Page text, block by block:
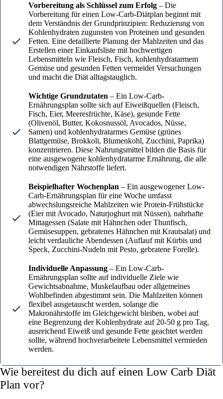
Vorbereitung als Schlüssel zum Erfolg – Die
Vorbereitung für einen Low-Carb-Diätplan beginnt mit
dem Verständnis der Grundprinzipien: Reduzierung von
Kohlenhydraten zugunsten von Proteinen und gesunden
Fetten. Eine detaillierte Planung der Mahlzeiten und das
Erstellen einer Einkaufsliste mit hochwertigen
Lebensmitteln wie Fleisch, Fisch, kohlenhydratarmem
Gemüse und gesunden Fetten vermeidet Versuchungen
und macht die Diät alltagstauglich.
Wichtige Grundzutaten – Ein Low-Carb-
Ernährungsplan sollte sich auf Eiweißquellen (Fleisch,
Fisch, Eier, Meeresfrüchte, Käse), gesunde Fette
(Olivenöl, Butter, Kokosnussöl, Avocados, Nüsse,
Samen) und kohlenhydratarmes Gemüse (grünes
Blattgemüse, Brokkoli, Blumenkohl, Zucchini, Paprika)
konzentrieren. Diese Nahrungsmittel bilden die Basis für
eine ausgewogene kohlenhydratarme Ernährung, die alle
notwendigen Nährstoffe liefert.
Beispielhafter Wochenplan – Ein ausgewogener Low-
Carb-Ernährungsplan für eine Woche umfasst
abwechslungsreiche Mahlzeiten wie Protein-Frühstücke
(Eier mit Avocado, Naturjoghurt mit Nüssen), nahrhafte
Mittagessen (Salate mit Hähnchen oder Thunfisch,
Gemüsesuppen, gebratenes Hähnchen mit Krautsalat) und
leicht verdauliche Abendessen (Auflauf mit Kürbis und
Speck, Zucchini-Nudeln mit Pesto, gebratene Forelle).
Individuelle Anpassung – Ein Low-Carb-
Ernährungsplan sollte auf individuelle Ziele wie
Gewichtsabnahme, Muskelaufbau oder allgemeines
Wohlbefinden abgestimmt sein. Die Mahlzeiten können
flexibel ausgetauscht werden, solange die
Makronährstoffe im Gleichgewicht bleiben, wobei auf
eine Begrenzung der Kohlenhydrate auf 20-50 g pro Tag,
ausreichend Eiweiß und gesunde Fette geachtet werden
sollte, während hochverarbeitete Lebensmittel vermieden
werden.
Wie bereitest du dich auf einen Low Carb Diät
Plan vor?